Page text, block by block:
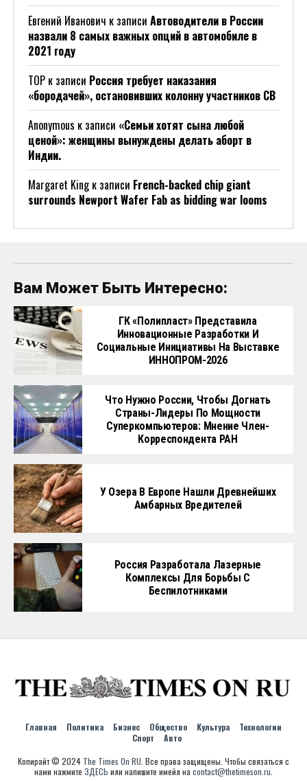
Евгений Иванович к записи Автоводители в России
назвали 8 самых важных опций в автомобиле в
2021 году
ТОР к записи Россия требует наказания
«бородачей», остановивших колонну участников СВ
Anonymous к записи «Семьи хотят сына любой
ценой»: женщины вынуждены делать аборт в
Индии.
Margaret Kingк записи French-backed chip giant
surrounds Newport Wafer Fab as bidding war looms
Вам Может Быть Интересно:
ГК «Полипласт» Представила
Инновационные Разработки И
Социальные Инициативы На Выставке
ИННОПРОМ-2026
Что Нужно России, Чтобы Догнать
Страны-Лидеры По Мощности
Суперкомпьютеров: Мнение Член-
Корреспондента РАН
У Озера В Европе Нашли Древнейших
Амбарных Вредителей
Россия Разработала Лазерные
Комплексы Для Борьбы С
Беспилотниками
Главная Политика Бизнес Общество Культура
Технологии
Спорт
Авто
Копирайт © 2024 The Times On RU . Все права защищены. Чтобы связаться с
нами нажмите ЗДЕСЬ или напишите имейл на contact@thetimeson.ru